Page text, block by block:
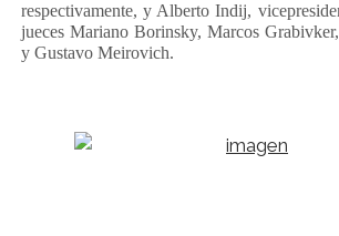
respectivamente, y Alberto Indij,
jueces Mariano Borinsky, Marcos
y Gustavo Meirovich.